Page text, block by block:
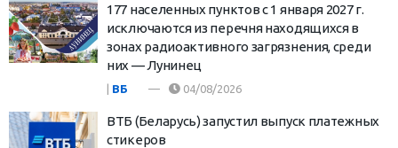
177 населенных пунктов с 1 января 2027 г.
исключаются из перечня находящихся в
зонах радиоактивного загрязнения, среди
них — Лунинец
ВБ 04/08/2026
ВТБ (Беларусь) запустил выпуск платежных
стикеров